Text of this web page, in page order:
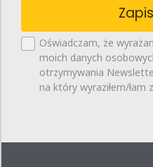
Oświadczam, że
moich danych
otrzymywania
na który wyraziłem/łam